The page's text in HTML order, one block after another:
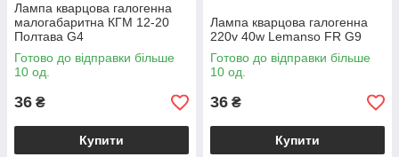
Лампа кварцова галогенна
малогабаритна КГМ 12-20
Полтава G4
Готово до відправки більше
10 од.
36 ₴
Купити
Лампа кварцова галогенна
220v 40w Lemanso FR G9
Готово до відправки більше
10 од.
36 ₴
Купити